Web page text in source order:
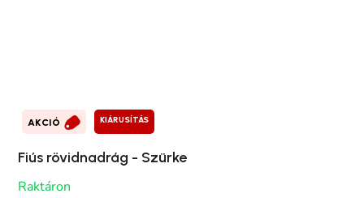
AKCIÓ KIÁRUSÍTÁS
Fiús rövidnadrág - Szürke
Raktáron